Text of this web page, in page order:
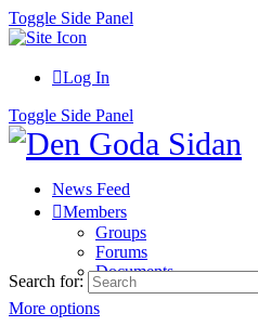
Toggle Side Panel
Log In
Toggle Side Panel
News Feed
Members
Groups
Forums
Documents
More options
Search for: